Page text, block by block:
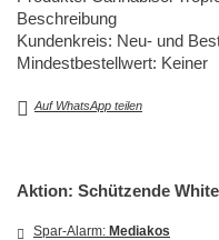
Beschreibung
Kundenkreis: Neu- und
Mindestbestellwert: Keiner
Auf WhatsApp teilen
Aktion: Schützende
Spar-Alarm: Mediakos